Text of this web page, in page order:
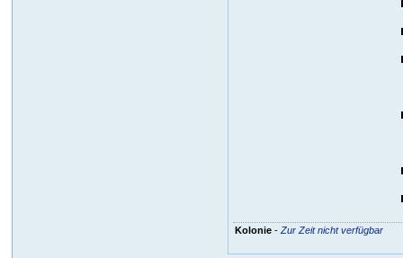
Kolonie- Zur Zeit nicht verfügbar